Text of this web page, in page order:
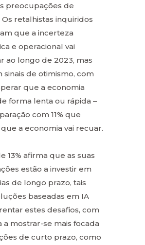
preocupações de
Os retalhistas inquiridos
que a incerteza
e operacional vai
ao longo de 2023, mas
sinais de otimismo, com
que a economia
forma lenta ou rápida –
com 11% que
a economia vai recuar.
13% afirma que as suas
estão a investir em
de longo prazo, tais
baseadas em IA
estes desafios, com
a mostrar-se mais focada
de curto prazo, como